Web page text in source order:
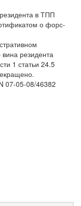
в ТПП
о форс-
резидента
1 статьи 24.5
07-05-08/46382